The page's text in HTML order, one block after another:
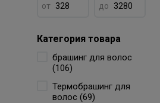
от до
Категория товара
брашинг для волос
(106)
Термобрашинг для
волос (69)